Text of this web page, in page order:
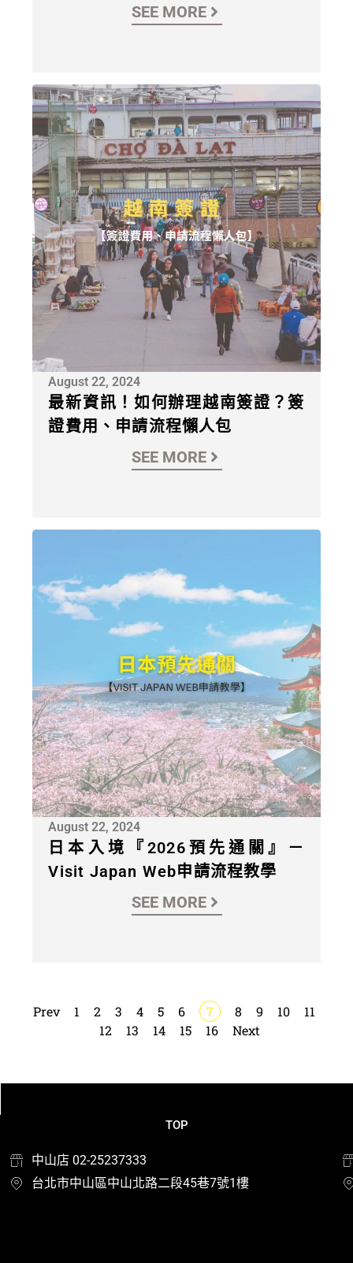
SEE MORE
August 22, 2024
最新資訊！如何辦理越南簽證？簽
證費用、申請流程懶人包
SEE MORE
August 22, 2024
日本入境『2026預先通關』－
Visit Japan Web申請流程教學
SEE MORE
Prev 1 2 3 4 5 6 7 8 9 10
11
12
13 14 15 16 Next
TOP
中山店 02-25237333
台北市中山區中山北路二段45巷7號1樓